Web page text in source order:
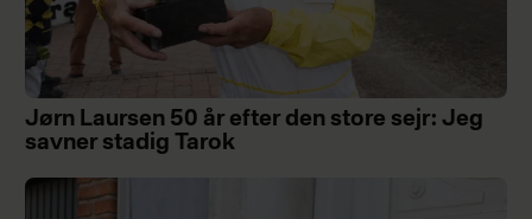
Jørn Laursen 50 år efter den store sejr: Jeg
savner stadig Tarok